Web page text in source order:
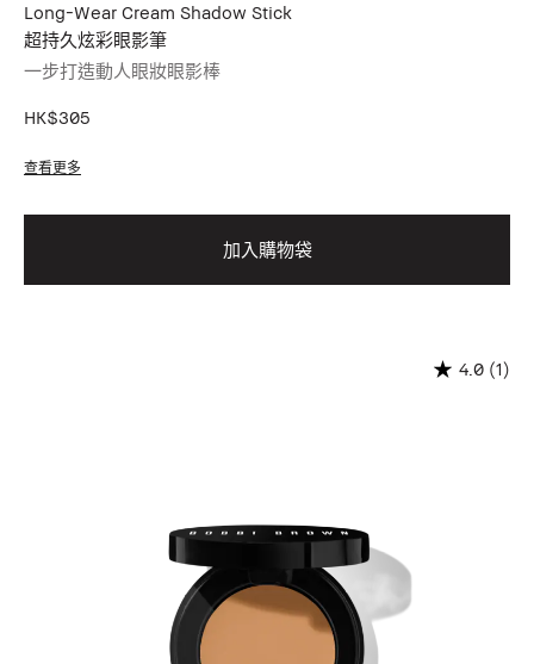
Long-Wear Cream Shadow Stick
超持久炫彩眼影筆
一步打造動人眼妝眼影棒
HK$305
查看更多
加入購物袋
4.0 (1)